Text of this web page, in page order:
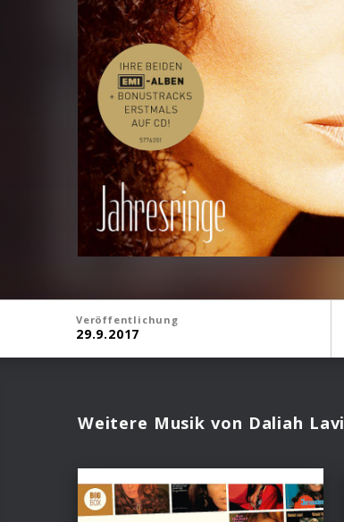
Veröffentlichung
29.9.2017
Weitere Musik von Daliah Lavi